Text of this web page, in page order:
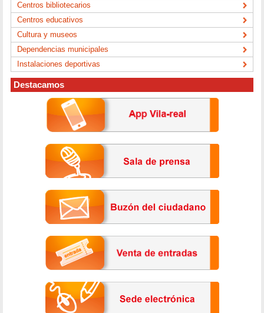
Centros bibliotecarios
Centros educativos
Cultura y museos
Dependencias municipales
Instalaciones deportivas
Destacamos